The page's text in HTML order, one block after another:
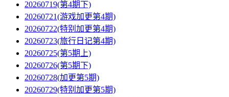
20260719(第4期下)
20260721(游戏加更第4期)
20260722(特别加更第4期)
20260723(旅行日记第4期)
20260725(第5期上)
20260726(第5期下)
20260728(加更第5期)
20260729(特别加更第5期)